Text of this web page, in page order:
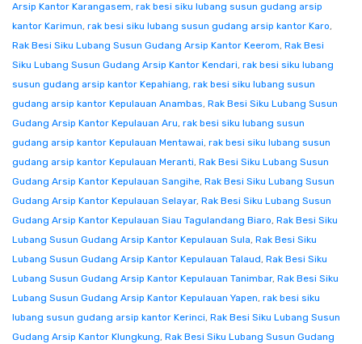
Arsip Kantor Karangasem, rak besi siku lubang susun gudang arsip
kantor Karimun, rak besi siku lubang susun gudang arsip kantor Karo,
Rak Besi Siku Lubang Susun Gudang Arsip Kantor Keerom, Rak Besi
Siku Lubang Susun Gudang Arsip Kantor Kendari, rak besi siku lubang
susun gudang arsip kantor Kepahiang, rak besi siku lubang susun
gudang arsip kantor Kepulauan Anambas, Rak Besi Siku Lubang Susun
Gudang Arsip Kantor Kepulauan Aru, rak besi siku lubang susun
gudang arsip kantor Kepulauan Mentawai, rak besi siku lubang susun
gudang arsip kantor Kepulauan Meranti, Rak Besi Siku Lubang Susun
Gudang Arsip Kantor Kepulauan Sangihe, Rak Besi Siku Lubang Susun
Gudang Arsip Kantor Kepulauan Selayar, Rak Besi Siku Lubang Susun
Gudang Arsip Kantor Kepulauan Siau Tagulandang Biaro, Rak Besi Siku
Lubang Susun Gudang Arsip Kantor Kepulauan Sula, Rak Besi Siku
Lubang Susun Gudang Arsip Kantor Kepulauan Talaud, Rak Besi Siku
Lubang Susun Gudang Arsip Kantor Kepulauan Tanimbar, Rak Besi Siku
Lubang Susun Gudang Arsip Kantor Kepulauan Yapen, rak besi siku
lubang susun gudang arsip kantor Kerinci, Rak Besi Siku Lubang Susun
Gudang Arsip Kantor Klungkung, Rak Besi Siku Lubang Susun Gudang